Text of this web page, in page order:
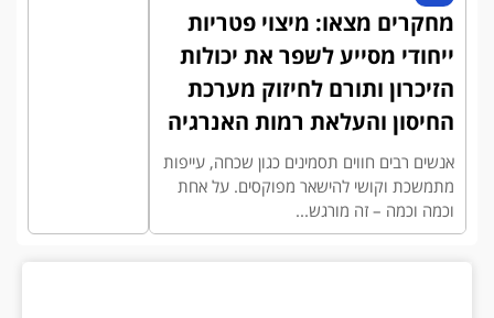
מחקרים מצאו: מיצוי פטריות
ייחודי מסייע לשפר את יכולות
הזיכרון ותורם לחיזוק מערכת
החיסון והעלאת רמות האנרגיה
אנשים רבים חווים תסמינים כגון שכחה, עייפות
מתמשכת וקושי להישאר מפוקסים. על אחת
וכמה וכמה – זה מורגש...